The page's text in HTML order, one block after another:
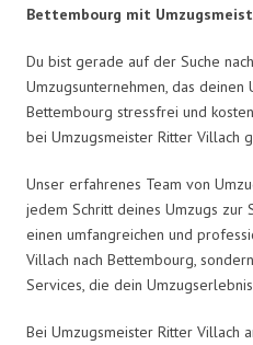
Bettembourg mit
Du bist gerade auf der Suche
Umzugsunternehmen, das deinen
Bettembourg stressfrei und
bei Umzugsmeister Ritter Villach
Unser erfahrenes Team von
jedem Schritt deines Umzugs zur
einen umfangreichen und
Villach nach Bettembourg,
Services, die dein
Bei Umzugsmeister Ritter Villach